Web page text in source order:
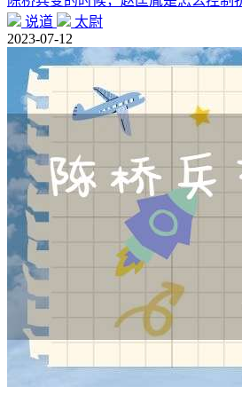
说道
太尉
2023-07-12